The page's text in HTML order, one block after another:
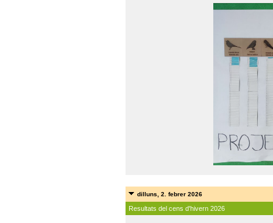
dilluns, 2. febrer 2026
Resultats del cens d'hivern 2026